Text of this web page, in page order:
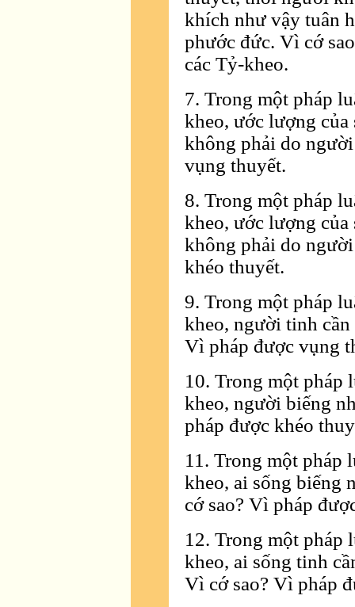
khích như vậy tuân
phước đức. Vì cớ
các Tỷ-kheo.
7. Trong một pháp
kheo, ước lượng
không phải do
vụng thuyết.
8. Trong một pháp
kheo, ước lượng
không phải do
khéo thuyết.
9. Trong một pháp
kheo, người tinh
Vì pháp được vụng
10. Trong một pháp
kheo, người biếng
pháp được khéo
11. Trong một pháp
kheo, ai sống biếng
cớ sao? Vì pháp
12. Trong một pháp
kheo, ai sống tinh
Vì cớ sao? Vì pháp